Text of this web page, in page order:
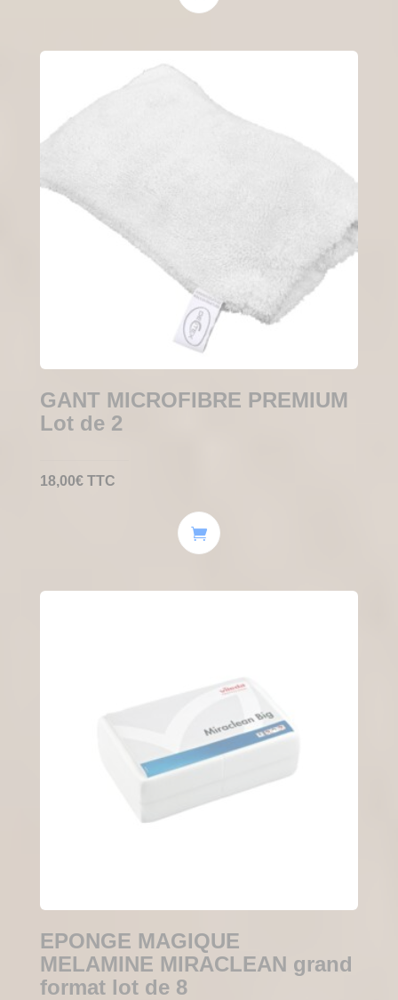
GANT MICROFIBRE PREMIUM
Lot de 2
18,00€ TTC
EPONGE MAGIQUE
MELAMINE MIRACLEAN grand
format lot de 8